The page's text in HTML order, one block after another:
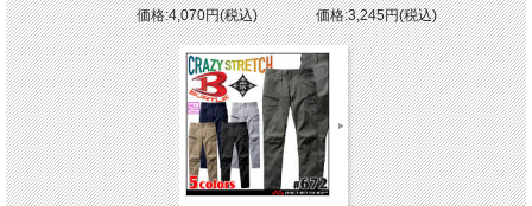
価格:4,070円(税込) 価格:3,245円(税込)